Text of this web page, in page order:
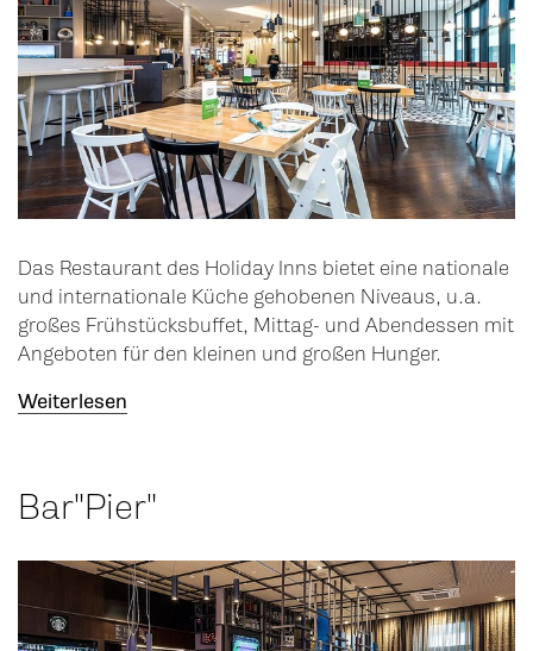
Das Restaurant des Holiday Inns bietet eine nationale
und internationale Küche gehobenen Niveaus, u.a.
großes Frühstücksbuffet, Mittag- und Abendessen mit
Angeboten für den kleinen und großen Hunger.
Weiterlesen
Bar"Pier"